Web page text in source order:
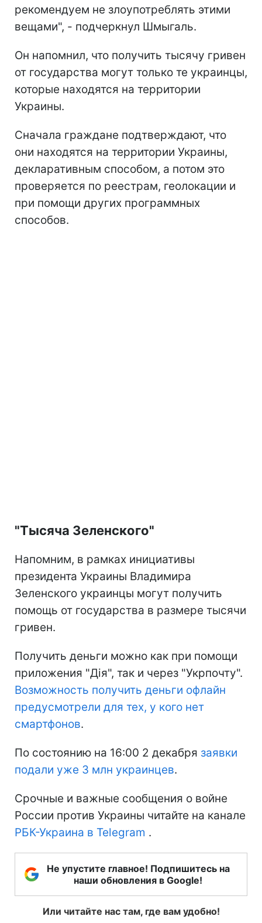
рекомендуем не злоупотреблять этими
вещами", - подчеркнул Шмыгаль.
Он напомнил, что получить тысячу гривен
от государства могут только те украинцы,
которые находятся на территории
Украины.
Сначала граждане подтверждают, что
они находятся на территории Украины,
декларативным способом, а потом это
проверяется по реестрам, геолокации и
при помощи других программных
способов.
"Тысяча Зеленского"
Напомним, в рамках инициативы
президента Украины Владимира
Зеленского украинцы могут получить
помощь от государства в размере тысячи
гривен.
Получить деньги можно как при помощи
приложения "Дія", так и через "Укрпочту".
Возможность получить деньги офлайн
предусмотрели для тех, у кого нет
смартфонов.
По состоянию на 16:00 2 декабря заявки
подали уже 3 млн украинцев.
Срочные и важные сообщения о войне
России против Украины читайте на канале
РБК-Украина в Telegram .
Не упустите главное! Подпишитесь на
наши обновления в Google!
Или читайте нас там, где вам удобно!